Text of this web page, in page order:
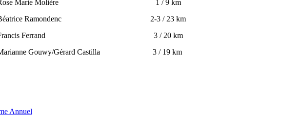
Marie Molière
1 / 9 km
Ramondenc 2-3 / 23 km
Ferrand
3 / 20 km
Gouwy/Gérard Castilla 3 / 19 km
Annuel